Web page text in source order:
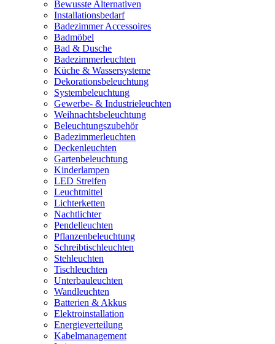
Bewusste Alternativen
Installationsbedarf
Badezimmer Accessoires
Badmöbel
Bad & Dusche
Badezimmerleuchten
Küche & Wassersysteme
Dekorationsbeleuchtung
Systembeleuchtung
Gewerbe- & Industrieleuchten
Weihnachtsbeleuchtung
Beleuchtungszubehör
Badezimmerleuchten
Deckenleuchten
Gartenbeleuchtung
Kinderlampen
LED Streifen
Leuchtmittel
Lichterketten
Nachtlichter
Pendelleuchten
Pflanzenbeleuchtung
Schreibtischleuchten
Stehleuchten
Tischleuchten
Unterbauleuchten
Wandleuchten
Batterien & Akkus
Elektroinstallation
Energieverteilung
Kabelmanagement